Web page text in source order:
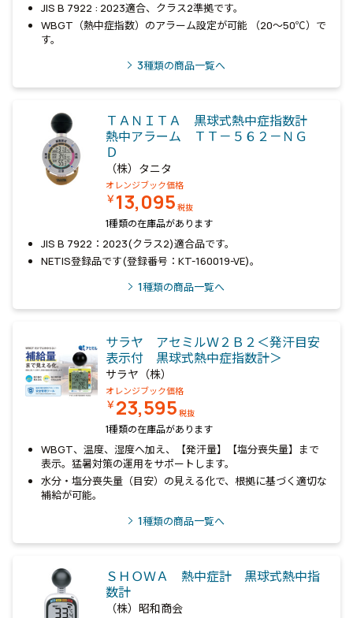
JIS B 7922 : 2023適合、クラス2準拠です。
WBGT（熱中症指数）のアラーム設定が可能 （20～50℃）で
す。
3種類の商品一覧へ
ＴＡＮＩＴＡ 黒球式熱中症指数計
熱中アラーム ＴＴ－５６２－ＮＧ
Ｄ
（株）タニタ
オレンジブック価格
￥13,095 税抜
1種類の在庫品があります
JIS B 7922：2023(クラス2)適合品です。
NETIS登録品です(登録番号：KT-160019-VE)。
1種類の商品一覧へ
サラヤ アセミルＷ２Ｂ２＜発汗目安
表示付 黒球式熱中症指数計＞
サラヤ（株）
オレンジブック価格
￥23,595 税抜
1種類の在庫品があります
WBGT、温度、湿度へ加え、【発汗量】【塩分喪失量】まで
表示。猛暑対策の運用をサポートします。
水分・塩分喪失量（目安）の見える化で、根拠に基づく適切な
補給が可能。
1種類の商品一覧へ
ＳＨＯＷＡ 熱中症計 黒球式熱中指
数計
（株）昭和商会